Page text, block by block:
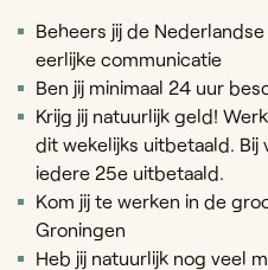
Beheers jij de
eerlijke communicatie
Ben jij minimaal 24 uur
Krijg jij natuurlijk geld!
dit wekelijks uitbetaald. Bij
iedere 25e uitbetaald.
Kom jij te werken in de
Groningen
Heb jij natuurlijk nog veel